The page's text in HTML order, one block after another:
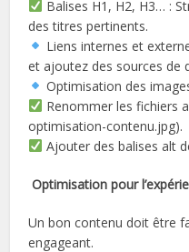
Balises H1, H2, H3… :
des titres pertinents.
Liens internes et
et ajoutez des sources de
Optimisation des
Renommer les fichiers
optimisation-contenu.jpg).
Ajouter des balises alt
Optimisation pour
Un bon contenu doit être
engageant.